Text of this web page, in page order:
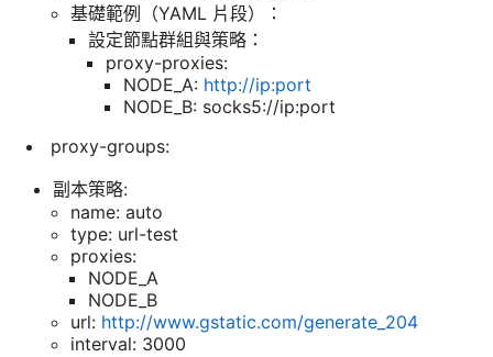
基礎範例（YAML 片段）：
設定節點群組與策略：
proxy-proxies:
NODE_A: http://ip:port
NODE_B: socks5://ip:port
proxy-groups:
副本策略:
name: auto
type: url-test
proxies:
NODE_A
NODE_B
url: http://www.gstatic.com/generate_204
interval: 3000